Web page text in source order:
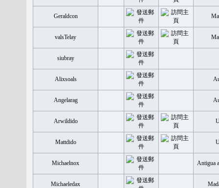
Geraldcon
valsTelay
siubray
Alixsoals
Angelarag
Arwildido
Mattdido
Michaelnox Antigua
Michaeledax